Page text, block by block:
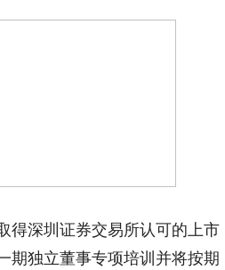
得深圳证券交易所认可的上市
期独立董事专项培训并将按期